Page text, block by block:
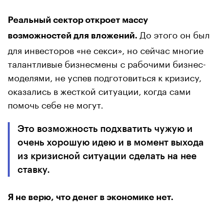
Реальный сектор откроет массу
возможностей для вложений. До этого он был
для инвесторов «не секси», но сейчас многие
талантливые бизнесмены с рабочими бизнес-
моделями, не успев подготовиться к кризису,
оказались в жесткой ситуации, когда сами
помочь себе не могут.
Это возможность подхватить чужую и
очень хорошую идею и в момент выхода
из кризисной ситуации сделать на нее
ставку.
Я не верю, что денег в экономике нет.